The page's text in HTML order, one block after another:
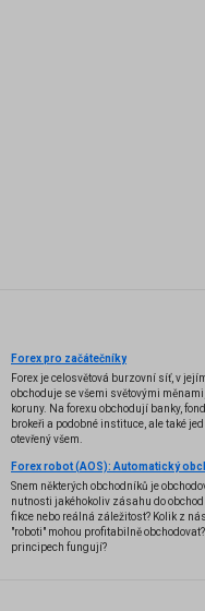
Forex pro začátečníky
Forex je celosvětová burzovní síť, v
obchoduje se všemi světovými
koruny. Na forexu obchodují banky,
brokeři a podobné instituce, ale také
otevřený všem.
Snem některých obchodníků je
nutnosti jakéhokoliv zásahu do
fikce nebo reálná záležitost? Kolik z
"roboti" mohou profitabilně
principech fungují?